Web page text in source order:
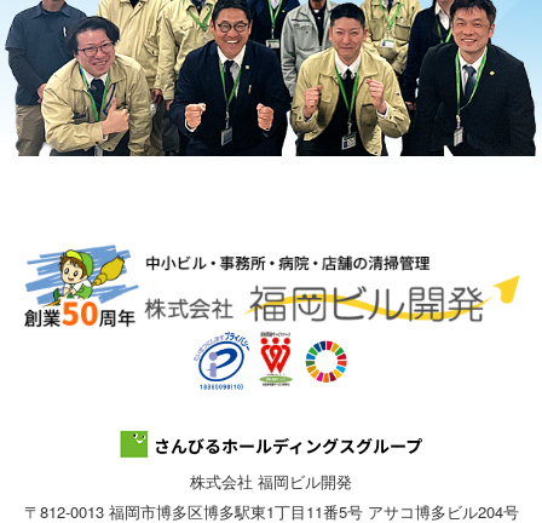
株式会社 福岡ビル開発
〒812-0013 福岡市博多区博多駅東1丁目11番5号 アサコ博多ビル204号